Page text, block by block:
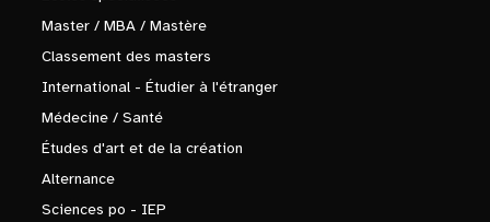
Master / MBA / Mastère
Classement des masters
International - Étudier à l'étranger
Médecine / Santé
Études d'art et de la création
Alternance
Sciences po - IEP